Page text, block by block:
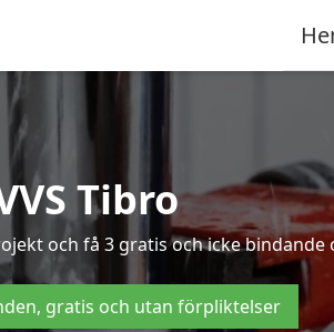
Tibro
och få 3 gratis och icke
gratis och utan förpliktelser